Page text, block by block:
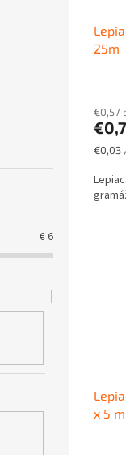
€6
25m
€0,57
€0,03
x 5 m